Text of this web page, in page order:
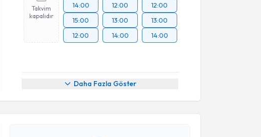
Takvim
kapalıdır
14:00
15:00
12:00
12:00
13:00
14:00
12:00
13:00
14:00
Daha Fazla Göster
Randevu Takvimi Talebi